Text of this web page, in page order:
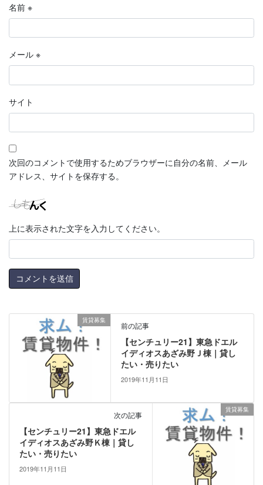
名前 ※
メール ※
サイト
次回のコメントで使用するためブラウザーに自分の名前、メール
アドレス、サイトを保存する。
上に表示された文字を入力してください。
賃貸募集
前の記事
【センチュリー21】東急ドエル
イディオスあざみ野Ｊ棟｜貸し
たい・売りたい
2019年11月11日
賃貸募集
次の記事
【センチュリー21】東急ドエル
イディオスあざみ野Ｋ棟｜貸し
たい・売りたい
2019年11月11日